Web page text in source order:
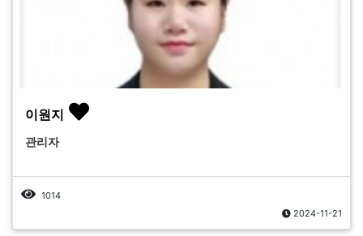
이원지
관리자
1014
2024-11-21